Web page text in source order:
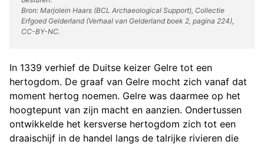
Bron: Marjolein Haars (BCL Archaeological Support), Collectie
Erfgoed Gelderland (Verhaal van Gelderland boek 2, pagina 224),
CC-BY-NC.
In 1339 verhief de Duitse keizer Gelre tot een
hertogdom. De graaf van Gelre mocht zich vanaf dat
moment hertog noemen. Gelre was daarmee op het
hoogtepunt van zijn macht en aanzien. Ondertussen
ontwikkelde het kersverse hertogdom zich tot een
draaischijf in de handel langs de talrijke rivieren die